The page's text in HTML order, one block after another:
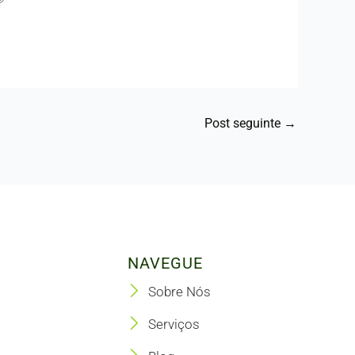
Post seguinte →
NAVEGUE
Sobre Nós
Serviços